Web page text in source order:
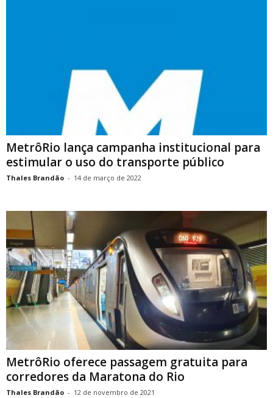
MetrôRio lança campanha institucional para
estimular o uso do transporte público
Thales Brandão - 14 de março de 2022
MetrôRio oferece passagem gratuita para
corredores da Maratona do Rio
Thales Brandão - 12 de novembro de 2021